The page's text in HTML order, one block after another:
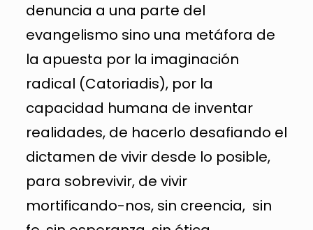
denuncia a una parte del
evangelismo sino una metáfora de
la apuesta por la imaginación
radical (Catoriadis), por la
capacidad humana de inventar
realidades, de hacerlo desafiando el
dictamen de vivir desde lo posible,
para sobrevivir, de vivir
mortificando-nos, sin creencia, sin